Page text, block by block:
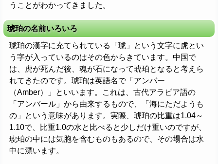
うことがわかってきました。
琥珀の名前いろいろ
琥珀の漢字に充てられている「琥」という文字に虎とい
う字が入っているのはその色からきています。中国で
は、虎が死んだ後、魂が石になって琥珀となると考えら
れてきたのです。琥珀は英語名で「アンバー
（Amber）」といいます。これは、古代アラビア語の
「アンバール」から由来するもので、「海にただようも
の」という意味があります。実際、琥珀の比重は1.04～
1.10で、比重1.0の水と比べると少しだけ重いのですが、
琥珀の中には気胞を含むものもあるので、その場合は水
中に漂います。